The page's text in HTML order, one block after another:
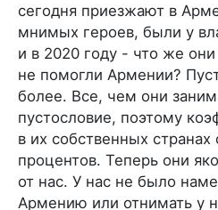
сегодня приезжают в
мнимых героев, были у
и в 2020 году - что же
не помогли Армении?
более. Все, чем они
пустословие, поэтому
в их собственных странах
процентов. Теперь они
от нас. У нас не было
Армению или отнимать у